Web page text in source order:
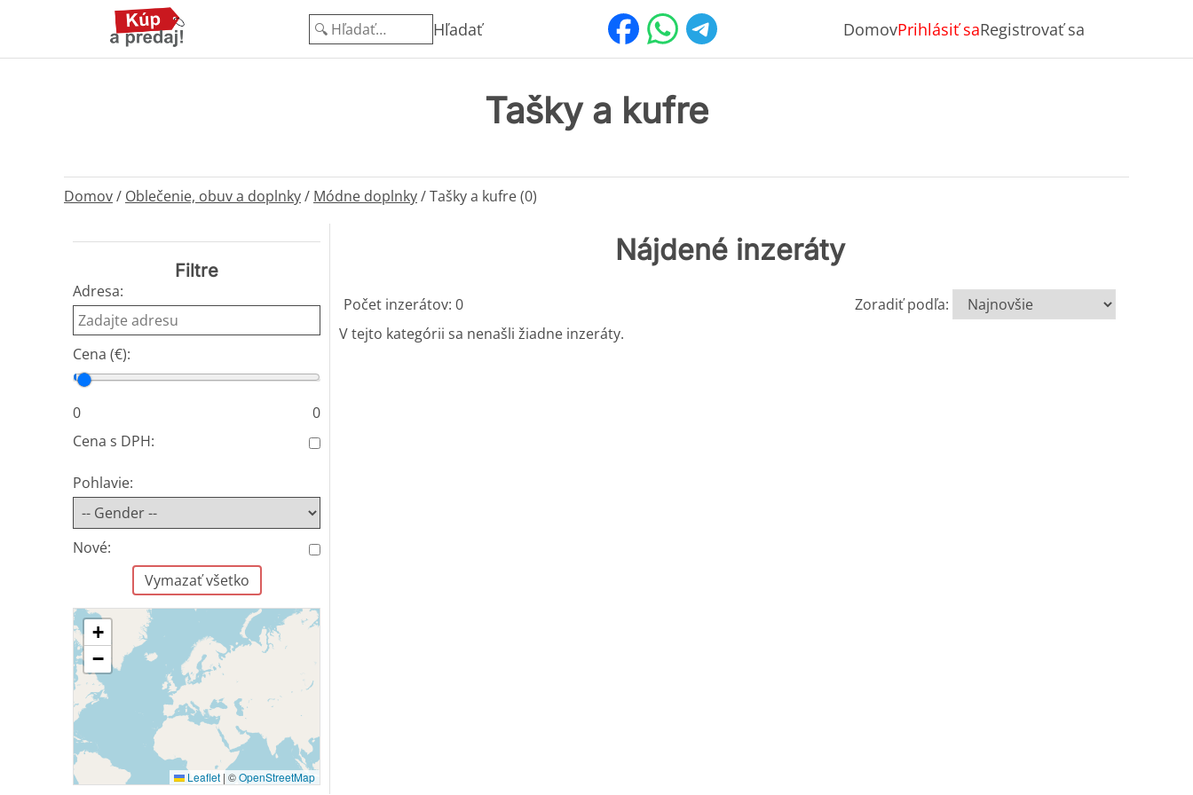
Hľadať DomovPrihlásiť saRegistrovať sa
Tašky a kufre
Domov/ Oblečenie, obuv a doplnky/ Módne doplnky/Tašky a kufre (0)
Filtre
Adresa:
Cena (€):
Cena od
Cena do
0
0
Cena s DPH:
Pohlavie:
Nové:
Vymazať všetko
+
−
Leaflet | ©OpenStreetMap
Nájdené inzeráty
Počet inzerátov: 0
Zoradiť podľa:
V tejto kategórii sa nenašli žiadne inzeráty.